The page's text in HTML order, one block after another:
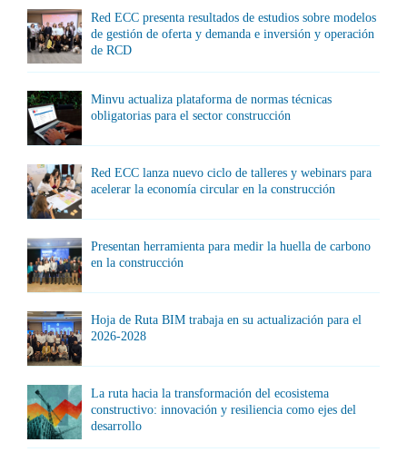
Red ECC presenta resultados de estudios sobre modelos
de gestión de oferta y demanda e inversión y operación
de RCD
Minvu actualiza plataforma de normas técnicas
obligatorias para el sector construcción
Red ECC lanza nuevo ciclo de talleres y webinars para
acelerar la economía circular en la construcción
Presentan herramienta para medir la huella de carbono
en la construcción
Hoja de Ruta BIM trabaja en su actualización para el
2026-2028
La ruta hacia la transformación del ecosistema
constructivo: innovación y resiliencia como ejes del
desarrollo